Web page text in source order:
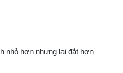
nhỏ hơn nhưng lại đắt hơn